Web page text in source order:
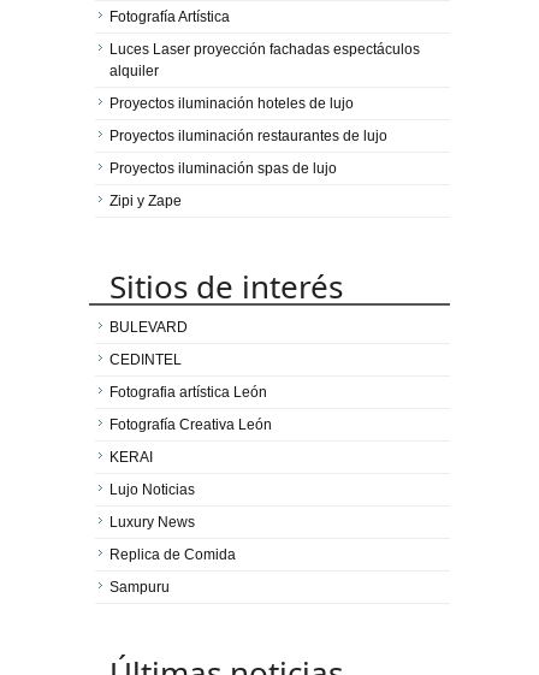
Fotografía Artística
Luces Laser proyección fachadas espectáculos
alquiler
Proyectos iluminación hoteles de lujo
Proyectos iluminación restaurantes de lujo
Proyectos iluminación spas de lujo
Zipi y Zape
Sitios de interés
BULEVARD
CEDINTEL
Fotografia artística León
Fotografía Creativa León
KERAI
Lujo Noticias
Luxury News
Replica de Comida
Sampuru